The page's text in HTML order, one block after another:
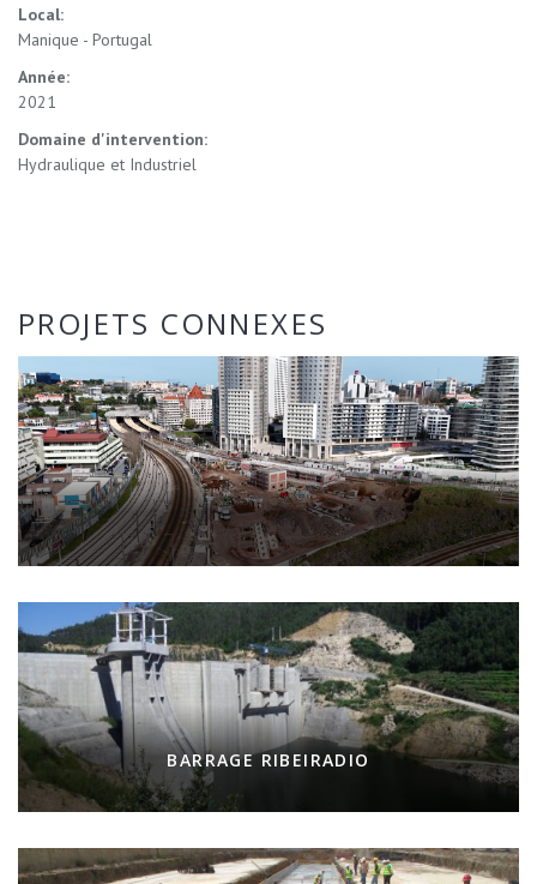
Local:
Manique - Portugal
Année:
2021
Domaine d'intervention:
Hydraulique et Industriel
PROJETS CONNEXES
BARRAGE RIBEIRADIO